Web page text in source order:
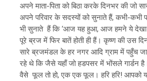
अपने माता-पिता को बिठा करके दिनभर की जो
अपने परिवार के सदस्यों को सुनाते हैं, कभी-कभी
भी सुनाते हैं कि ‘आज यह हुआ, आज हमने ये देखा
पूरे ब्रज में फिर बातें होती ही हैं। कृष्ण की उस
सारे ब्रजमंडल के हर नगर आदि ग्राम में पहुँच
रहे थे कि जैसे यहाँ जो हडपसर में भोंसले गार्डन
वैसे फूल तो हो, एक एक फूल। हरि हरि! आपको